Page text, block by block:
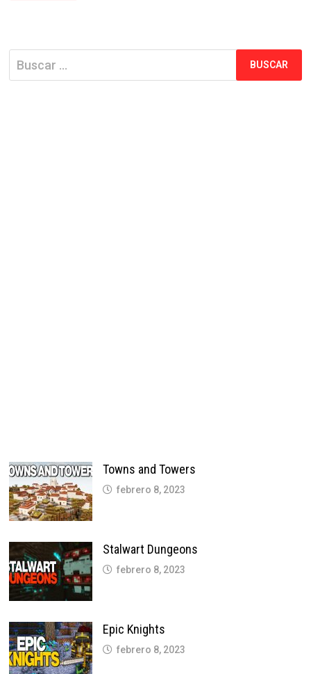
Buscar:
Towns and Towers
febrero 8, 2023
Stalwart Dungeons
febrero 8, 2023
Epic Knights
febrero 8, 2023